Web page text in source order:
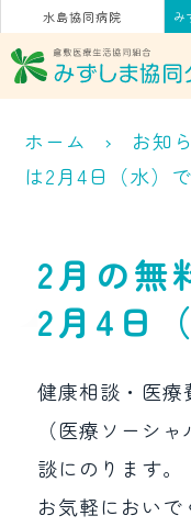
水島協同病院 み
ホーム お知
は2月4日（水）
2月の無
2月4日
健康相談・医療
（医療ソーシ
談にのります。
お気軽においで